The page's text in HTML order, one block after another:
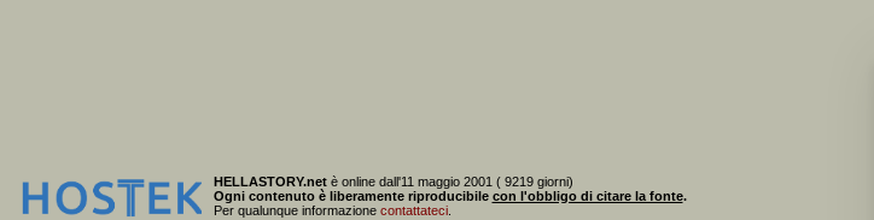
HELLASTORY.netè online dall'11 maggio 2001 ( 9219 giorni)
Ogni contenuto è liberamente riproducibile con l'obbligo di citare la fonte.
Per qualunque informazione contattateci.